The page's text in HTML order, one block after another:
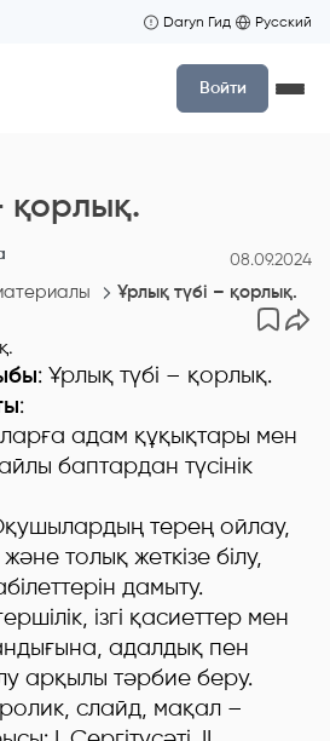
Daryn Гид Русский
Войти
қорлық.
08.09.2024
Ұрлық түбі – қорлық.
: Ұрлық түбі – қорлық.
:
адам құқықтары мен
баптардан түсінік
терең ойлау,
толық жеткізе білу,
дамыту.
ізгі қасиеттер мен
адалдық пен
арқылы тәрбие беру.
слайд, мақал –